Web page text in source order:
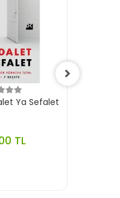
Ya Sefalet
TL